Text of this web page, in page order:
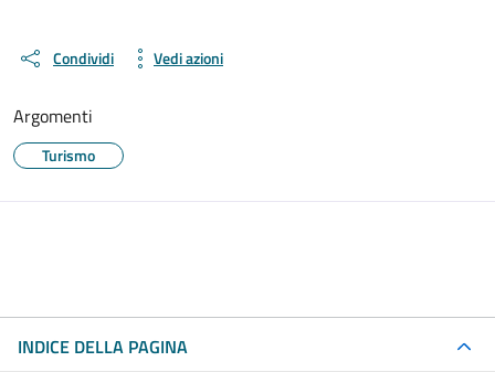
Condividi Vedi azioni
Argomenti
Turismo
INDICE DELLA PAGINA